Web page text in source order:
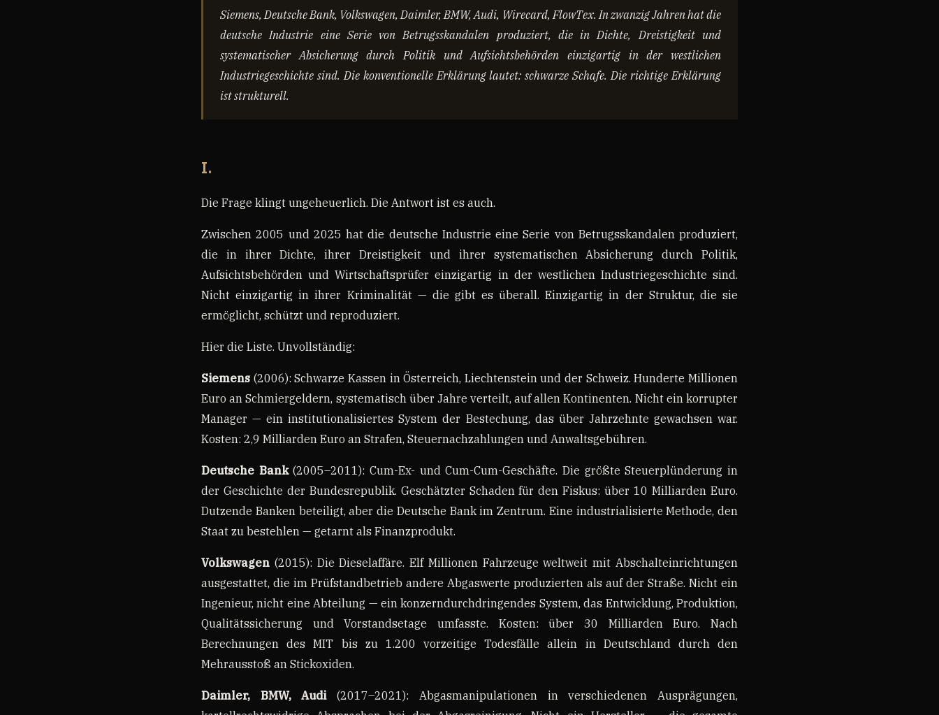
Siemens, Deutsche Bank, Volkswagen, Daimler, BMW, Audi, Wirecard, FlowTex. In zwanzig Jahren hat die
deutsche Industrie eine Serie von Betrugsskandalen produziert, die in Dichte, Dreistigkeit und
systematischer Absicherung durch Politik und Aufsichtsbehörden einzigartig in der westlichen
Industriegeschichte sind. Die konventionelle Erklärung lautet: schwarze Schafe. Die richtige Erklärung
ist strukturell.
I.
Die Frage klingt ungeheuerlich. Die Antwort ist es auch.
Zwischen 2005 und 2025 hat die deutsche Industrie eine Serie von Betrugsskandalen produziert,
die in ihrer Dichte, ihrer Dreistigkeit und ihrer systematischen Absicherung durch Politik,
Aufsichtsbehörden und Wirtschaftsprüfer einzigartig in der westlichen Industriegeschichte sind.
Nicht einzigartig in ihrer Kriminalität — die gibt es überall. Einzigartig in der Struktur, die sie
ermöglicht, schützt und reproduziert.
Hier die Liste. Unvollständig:
Siemens (2006): Schwarze Kassen in Österreich, Liechtenstein und der Schweiz. Hunderte Millionen
Euro an Schmiergeldern, systematisch über Jahre verteilt, auf allen Kontinenten. Nicht ein korrupter
Manager — ein institutionalisiertes System der Bestechung, das über Jahrzehnte gewachsen war.
Kosten: 2,9 Milliarden Euro an Strafen, Steuernachzahlungen und Anwaltsgebühren.
Deutsche Bank(2005–2011): Cum-Ex- und Cum-Cum-Geschäfte. Die größte Steuerplünderung in
der Geschichte der Bundesrepublik. Geschätzter Schaden für den Fiskus: über 10 Milliarden Euro.
Dutzende Banken beteiligt, aber die Deutsche Bank im Zentrum. Eine industrialisierte Methode, den
Staat zu bestehlen — getarnt als Finanzprodukt.
Volkswagen (2015): Die Dieselaffäre. Elf Millionen Fahrzeuge weltweit mit Abschalteinrichtungen
ausgestattet, die im Prüfstandbetrieb andere Abgaswerte produzierten als auf der Straße. Nicht ein
Ingenieur, nicht eine Abteilung — ein konzerndurchdringendes System, das Entwicklung, Produktion,
Qualitätssicherung und Vorstandsetage umfasste. Kosten: über 30 Milliarden Euro. Nach
Berechnungen des MIT bis zu 1.200 vorzeitige Todesfälle allein in Deutschland durch den
Mehrausstoß an Stickoxiden.
Daimler, BMW, Audi(2017–2021): Abgasmanipulationen in verschiedenen Ausprägungen,